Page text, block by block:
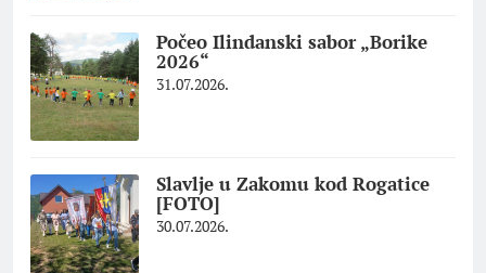
Počeo Ilindanski sabor „Borike
2026“
31.07.2026.
Slavlje u Zakomu kod Rogatice
[FOTO]
30.07.2026.